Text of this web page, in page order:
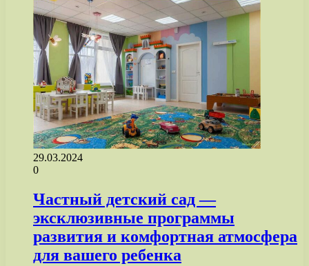
29.03.2024
0
Частный детский сад —
эксклюзивные программы
развития и комфортная атмосфера
для вашего ребенка